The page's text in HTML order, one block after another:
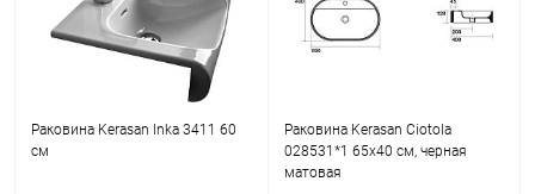
Раковина Kerasan Inka 3411 60
см
Раковина Kerasan Ciotola
028531*1 65x40 см, черная
матовая